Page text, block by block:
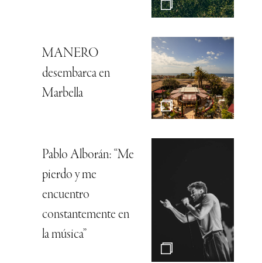
MANERO
desembarca en
Marbella
Pablo Alborán: “Me
pierdo y me
encuentro
constantemente en
la música”